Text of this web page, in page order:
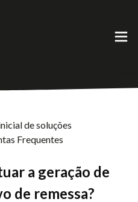
de soluções
Frequentes
a geração de
de remessa?